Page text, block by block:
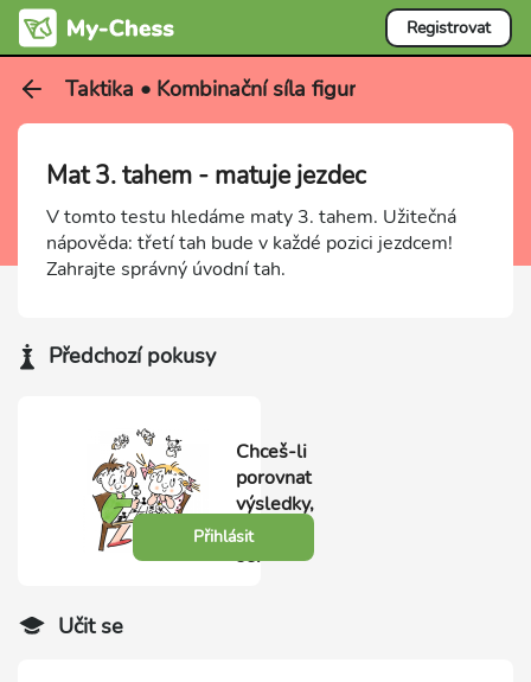
Registrovat
Taktika • Kombinační síla figur
Mat 3. tahem - matuje jezdec
V tomto testu hledáme maty 3. tahem. Užitečná
nápověda: třetí tah bude v každé pozici jezdcem!
Zahrajte správný úvodní tah.
Předchozí pokusy
Chceš-li
porovnat
výsledky,
přihlas
se.
Přihlásit
Učit se